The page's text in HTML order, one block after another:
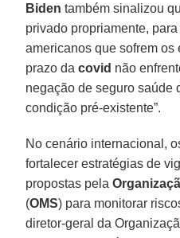
Biden também sinalizou
privado propriamente,
americanos que sofrem
prazo dacovid não
negação de seguro saúde
condição pré-existente”.
No cenário internacional,
fortalecer estratégias de
propostas pela
(OMS) para monitorar
diretor-geral da